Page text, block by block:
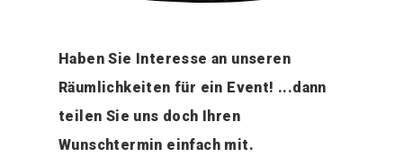
Haben Sie Interesse an unseren
Räumlichkeiten für ein Event! ...dann
teilen Sie uns doch Ihren
Wunschtermin einfach mit.